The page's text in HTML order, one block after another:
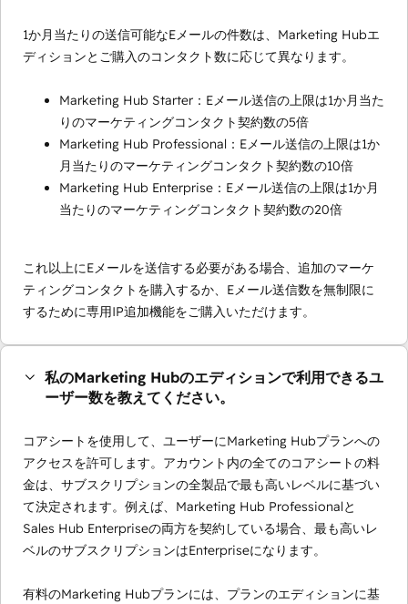
1か月当たりの送信可能なEメールの件数は、Marketing Hubエ
ディションとご購入のコンタクト数に応じて異なります。
Marketing Hub Starter：Eメール送信の上限は1か月当た
りのマーケティングコンタクト契約数の5倍
Marketing Hub Professional：Eメール送信の上限は1か
月当たりのマーケティングコンタクト契約数の10倍
Marketing Hub Enterprise：Eメール送信の上限は1か月
当たりのマーケティングコンタクト契約数の20倍
これ以上にEメールを送信する必要がある場合、追加のマーケ
ティングコンタクトを購入するか、Eメール送信数を無制限に
するために専用IP追加機能をご購入いただけます。
私のMarketing Hubのエディションで利用できるユ
ーザー数を教えてください。
コアシートを使用して、ユーザーにMarketing Hubプランへの
アクセスを許可します。アカウント内の全てのコアシートの料
金は、サブスクリプションの全製品で最も高いレベルに基づい
て決定されます。例えば、Marketing Hub Professionalと
Sales Hub Enterpriseの両方を契約している場合、最も高いレ
ベルのサブスクリプションはEnterpriseになります。
有料のMarketing Hubプランには、プランのエディションに基